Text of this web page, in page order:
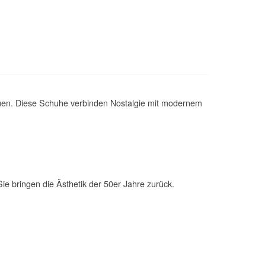
Diese Schuhe verbinden Nostalgie mit modernem
bringen die Ästhetik der 50er Jahre zurück.